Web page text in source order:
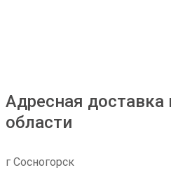
Адресная доставка
области
г Сосногорск